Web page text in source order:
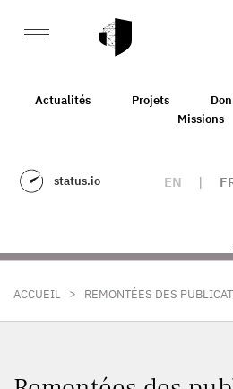
Actualités Projets
Missions
status.io EN |
ACCUEIL > REMONTÉES DES